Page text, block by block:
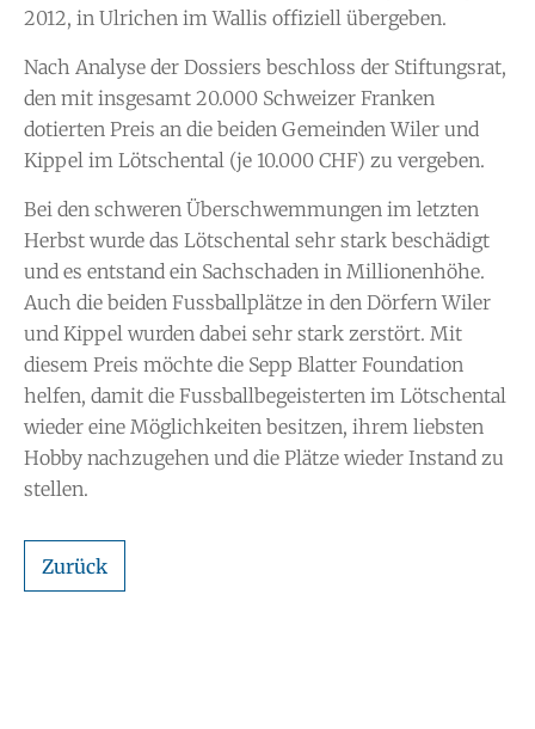
2012, in Ulrichen im Wallis offiziell übergeben.
Nach Analyse der Dossiers beschloss der Stiftungsrat,
den mit insgesamt 20.000 Schweizer Franken
dotierten Preis an die beiden Gemeinden Wiler und
Kippel im Lötschental (je 10.000 CHF) zu vergeben.
Bei den schweren Überschwemmungen im letzten
Herbst wurde das Lötschental sehr stark beschädigt
und es entstand ein Sachschaden in Millionenhöhe.
Auch die beiden Fussballplätze in den Dörfern Wiler
und Kippel wurden dabei sehr stark zerstört. Mit
diesem Preis möchte die Sepp Blatter Foundation
helfen, damit die Fussballbegeisterten im Lötschental
wieder eine Möglichkeiten besitzen, ihrem liebsten
Hobby nachzugehen und die Plätze wieder Instand zu
stellen.
Zurück